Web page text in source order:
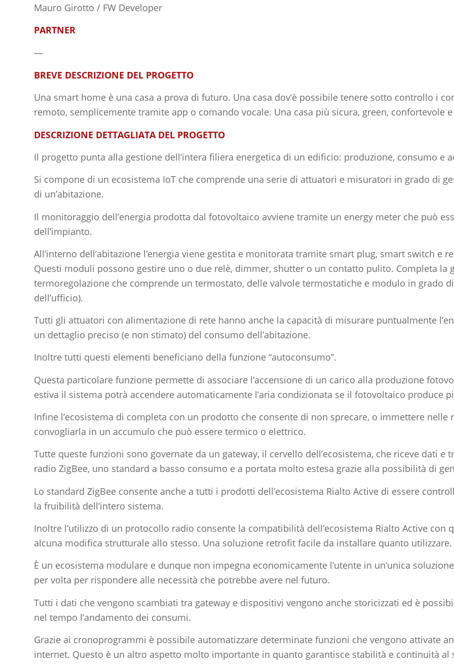
Mauro Girotto / FW Developer
PARTNER
—
BREVE DESCRIZIONE DEL PROGETTO
Una smart home è una casa a prova di futuro. Una casa dov’è possibile tenere sotto controllo i
remoto, semplicemente tramite app o comando vocale. Una casa più sicura, green, confortevole
DESCRIZIONE DETTAGLIATA DEL PROGETTO
Il progetto punta alla gestione dell’intera filiera energetica di un edificio: produzione, consumo e
Si compone di un ecosistema IoT che comprende una serie di attuatori e misuratori in grado di
di un’abitazione.
Il monitoraggio dell’energia prodotta dal fotovoltaico avviene tramite un energy meter che può
dell’impianto.
All’interno dell’abitazione l’energia viene gestita e monitorata tramite smart plug, smart switch e
Questi moduli possono gestire uno o due relè, dimmer, shutter o un contatto pulito. Completa la
termoregolazione che comprende un termostato, delle valvole termostatiche e modulo in grado
dell’ufficio).
Tutti gli attuatori con alimentazione di rete hanno anche la capacità di misurare puntualmente
un dettaglio preciso (e non stimato) del consumo dell’abitazione.
Inoltre tutti questi elementi beneficiano della funzione “autoconsumo”.
Questa particolare funzione permette di associare l’accensione di un carico alla produzione
estiva il sistema potrà accendere automaticamente l’aria condizionata se il fotovoltaico produce
Infine l’ecosistema di completa con un prodotto che consente di non sprecare, o immettere nelle
convogliarla in un accumulo che può essere termico o elettrico.
Tutte queste funzioni sono governate da un gateway, il cervello dell’ecosistema, che riceve dati
radio ZigBee, uno standard a basso consumo e a portata molto estesa grazie alla possibilità di
Lo standard ZigBee consente anche a tutti i prodotti dell’ecosistema Rialto Active di essere
la fruibilità dell’intero sistema.
Inoltre l’utilizzo di un protocollo radio consente la compatibilità dell’ecosistema Rialto Active
alcuna modifica strutturale allo stesso. Una soluzione retrofit facile da installare quanto utilizzare.
È un ecosistema modulare e dunque non impegna economicamente l’utente in un’unica
per volta per rispondere alle necessità che potrebbe avere nel futuro.
Tutti i dati che vengono scambiati tra gateway e dispositivi vengono anche storicizzati ed è
nel tempo l’andamento dei consumi.
Grazie ai cronoprogrammi è possibile automatizzare determinate funzioni che vengono attivate
internet. Questo è un altro aspetto molto importante in quanto garantisce stabilità e continuità al